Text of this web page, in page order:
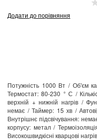
Додати до порівняння
Потужність 1000 Вт / Об'єм
Термостат: 80-230 ° С /
верхній + нижній нагрів /
немає / Таймер: 15 хв /
Внутрішнє підсвічування:
корпусу: метал /
Високошвидкісні кварцові